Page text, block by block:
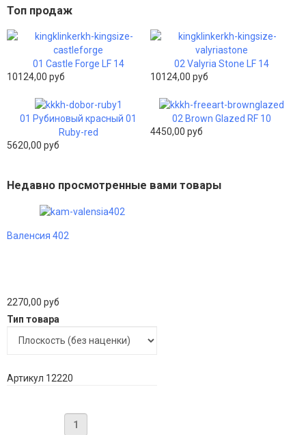
Топ продаж
01 Castle Forge LF 14
10124,00 руб
02 Valyria Stone LF 14
10124,00 руб
01 Рубиновый красный 01
Ruby-red
5620,00 руб
02 Brown Glazed RF 10
4450,00 руб
Недавно просмотренные вами товары
Валенсия 402
2270,00 руб
Тип товара
Артикул 12220